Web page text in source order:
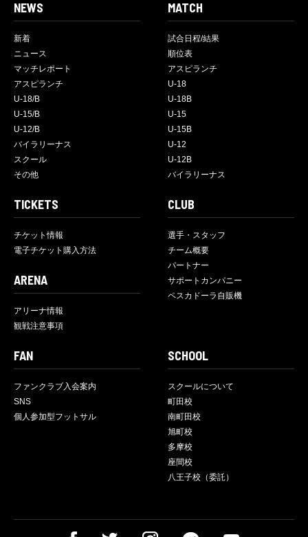
NEWS
新着
ニュース
マッチレポート
アスピランチ
U-18/B
U-15/B
U-12/B
バイラリーナス
スクール
その他
MATCH
試合日程/結果
順位表
アスピランチ
U-18
U-18B
U-15
U-15B
U-12
U-12B
バイラリーナス
TICKETS
チケット情報
電子チケット購入方法
ARENA
アリーナ情報
観戦注意事項
CLUB
選手・スタッフ
チーム概要
パートナー
サポートカンパニー
ペスカドーラ自販機
FAN
ファンクラブ入会案内
SNS
個人参加型フットサル
SCHOOL
スクールについて
町田校
南町田校
旭町校
多摩校
座間校
八王子校（委託）